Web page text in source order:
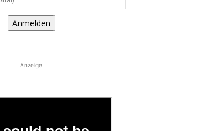
Anmelden
Anzeige